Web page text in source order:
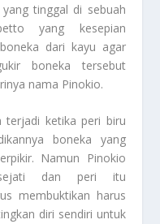
tinggal di sebuah
yang kesepian
dari kayu agar
boneka tersebut
nama Pinokio.
terjadi ketika peri biru
boneka yang
Namun Pinokio
dan peri itu
membuktikan harus
diri sendiri untuk